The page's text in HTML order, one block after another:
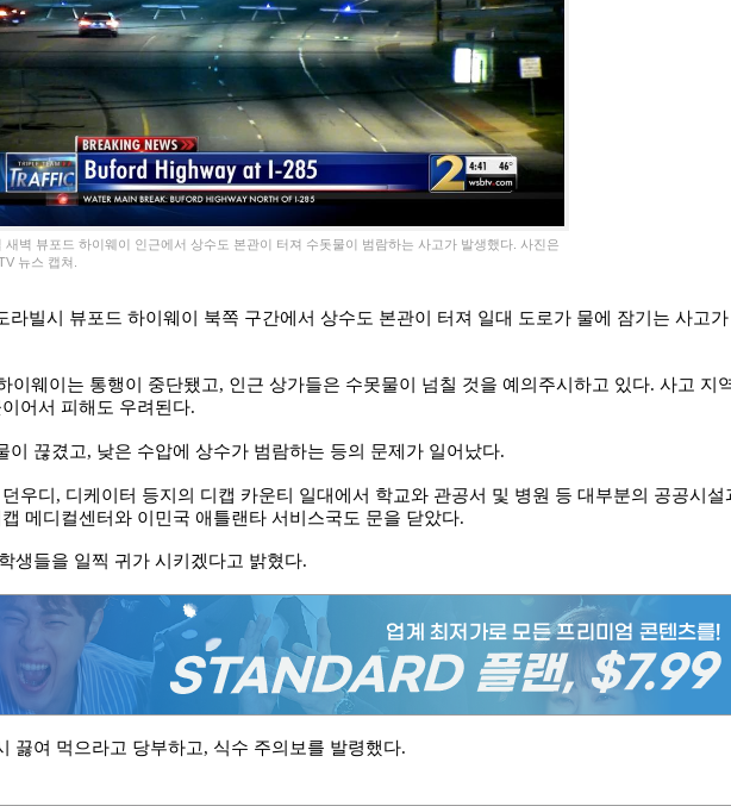
새벽 뷰포드 하이웨이 인근에서 상수도 본관이 터져 수돗물이 범람하는 사고가 발생했다. 사진은
뉴스 캡쳐.
라빌시 뷰포드 하이웨이 북쪽 구간에서 상수도 본관이 터져 일대 도로가 물에 잠기는 사고가
이웨이는 통행이 중단됐고, 인근 상가들은 수못물이 넘칠 것을 예의주시하고 있다. 사고 지
어서 피해도 우려된다.
이 끊겼고, 낮은 수압에 상수가 범람하는 등의 문제가 일어났다.
우디, 디케이터 등지의 디캡 카운티 일대에서 학교와 관공서 및 병원 등 대부분의 공공시설
메디컬센터와 이민국 애틀랜타 서비스국도 문을 닫았다.
생들을 일찍 귀가 시키겠다고 밝혔다.
끓여 먹으라고 당부하고, 식수 주의보를 발령했다.